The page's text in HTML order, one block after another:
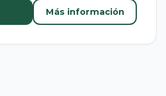
Más información